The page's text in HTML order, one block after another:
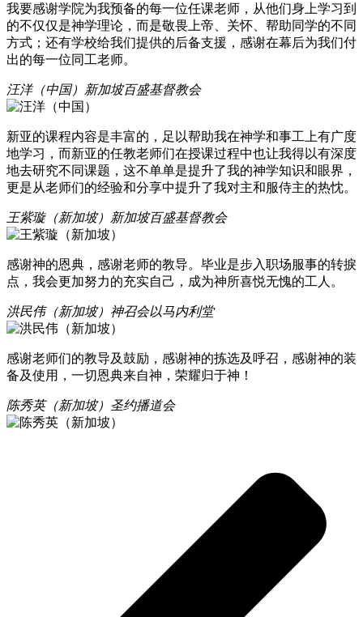
我要感谢学院为我预备的每一位任课老师，从他们身上学习到
的不仅仅是神学理论，而是敬畏上帝、关怀、帮助同学的不同
方式；还有学校给我们提供的后备支援，感谢在幕后为我们付
出的每一位同工老师。
汪洋（中国） 新加坡百盛基督教会
新亚的课程内容是丰富的，足以帮助我在神学和事工上有广度
地学习，而新亚的任教老师们在授课过程中也让我得以有深度
地去研究不同课题，这不单单是提升了我的神学知识和眼界，
更是从老师们的经验和分享中提升了我对主和服侍主的热忱。
王紫璇（新加坡） 新加坡百盛基督教会
感谢神的恩典，感谢老师的教导。毕业是步入职场服事的转捩
点，我会更加努力的充实自己，成为神所喜悦无愧的工人。
洪民伟（新加坡） 神召会以马内利堂
感谢老师们的教导及鼓励，感谢神的拣选及呼召，感谢神的装
备及使用，一切恩典来自神，荣耀归于神！
陈秀英（新加坡） 圣约播道会